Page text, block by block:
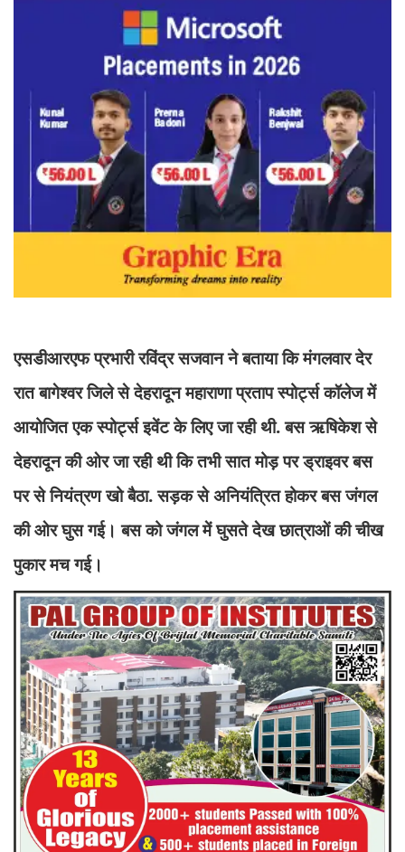
एसडीआरएफ प्रभारी रविंद्र सजवान ने बताया कि मंगलवार देर
रात बागेश्वर जिले से देहरादून महाराणा प्रताप स्पोर्ट्स कॉलेज में
आयोजित एक स्पोर्ट्स इवेंट के लिए जा रही थी. बस ऋषिकेश से
देहरादून की ओर जा रही थी कि तभी सात मोड़ पर ड्राइवर बस
पर से नियंत्रण खो बैठा. सड़क से अनियंत्रित होकर बस जंगल
की ओर घुस गई। बस को जंगल में घुसते देख छात्राओं की चीख
पुकार मच गई।